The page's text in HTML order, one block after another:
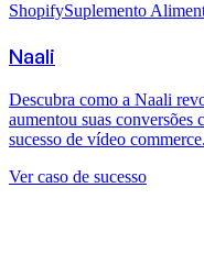
ShopifySuplemento
Naali
Descubra como a Naali
aumentou suas
sucesso de vídeo commerce.
Ver caso de sucesso